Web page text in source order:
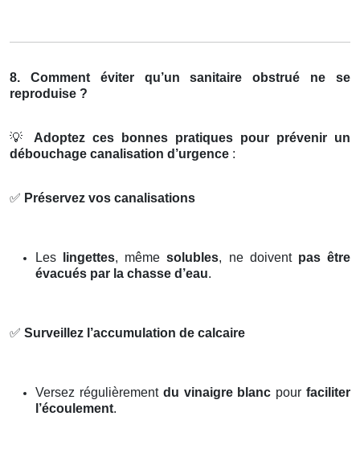
8. Comment éviter qu’un sanitaire obstrué ne se
reproduise ?
💡
Adoptez ces bonnes pratiques pour prévenir un
débouchage canalisation d’urgence :
✅ Préservez vos canalisations
Les lingettes, mêmesolubles, ne doivent pas être
évacués par la chasse d’eau.
✅ Surveillez l’accumulation de calcaire
Versez régulièrement du vinaigre blanc pourfaciliter
l’écoulement.